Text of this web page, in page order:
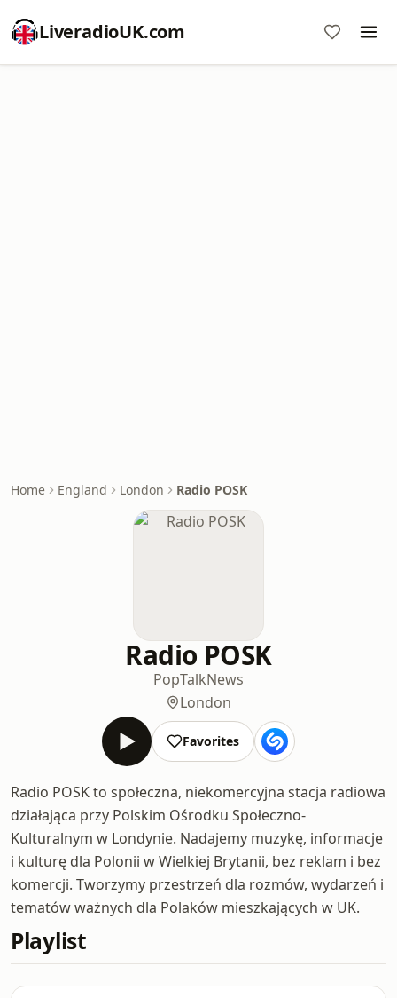
LiveradioUK.com
Home England London Radio POSK
Radio POSK
PopTalkNews
London
Favorites
Radio POSK to społeczna, niekomercyjna stacja radiowa
działająca przy Polskim Ośrodku Społeczno-
Kulturalnym w Londynie. Nadajemy muzykę, informacje
i kulturę dla Polonii w Wielkiej Brytanii, bez reklam i bez
komercji. Tworzymy przestrzeń dla rozmów, wydarzeń i
tematów ważnych dla Polaków mieszkających w UK.
Playlist